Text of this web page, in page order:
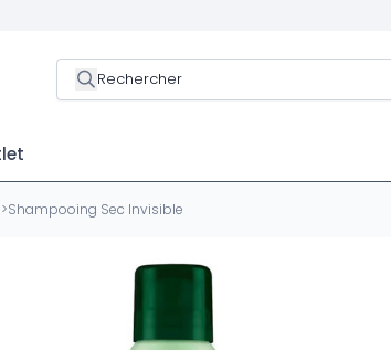
Rechercher
>Shampooing Sec Invisible